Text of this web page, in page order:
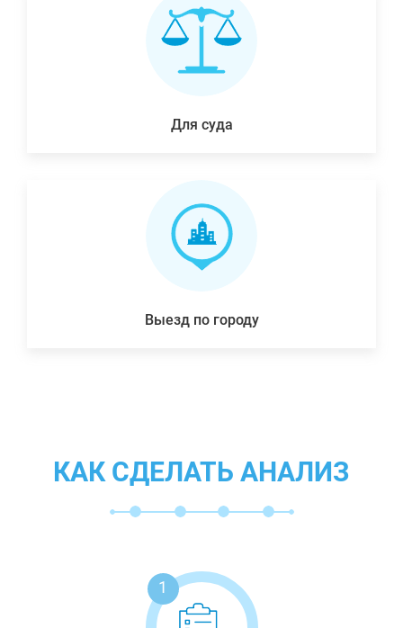
Для суда
Выезд по городу
КАК СДЕЛАТЬ АНАЛИЗ
1